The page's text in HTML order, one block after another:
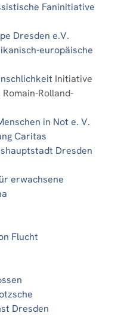
Faninitiative
Dresden e.V.
europäische
Initiative
Rolland-
in Not e. V.
Caritas
Dresden
erwachsene
Flucht
Dresden